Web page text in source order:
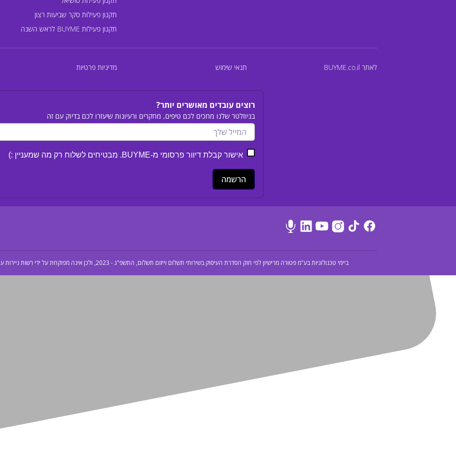
תקנון פעילות סקר שביעות רצון
תקנון פעילות BUYME לראש השנה
לאתר BUYME.co.il תנאי שימוש מדיניות פרטיות
רוצים עובדים מאושרים יותר?
בניוזלטר שלנו מחכים לכם טיפים, מחקרים ורעיונות שיעזרו לכם בדיוק עם זה
אישור קבלת דיוור פרסומי מ-BUYME. מבטיחים לשלוח רק מה שמעניין :)
ביימי טכנולוגיות בע"מ פטורה מרישיון לפי חוק הסדרת העיסוק בשירותי תשלום וייזום תשלום, התשפ"ג - 2023, ולכן אינה מפוקחת על ידי רשות ניירות ערך לעניין שירותי התשלום הניתנים על ידה.